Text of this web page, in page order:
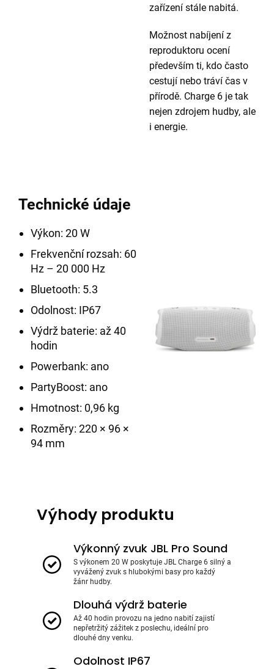
zařízení stále nabitá.
Možnost nabíjení z
reproduktoru ocení
především ti, kdo často
cestují nebo tráví čas v
přírodě. Charge 6 je tak
nejen zdrojem hudby, ale
i energie.
Technické údaje
Výkon: 20 W
Frekvenční rozsah: 60
Hz – 20 000 Hz
Bluetooth: 5.3
Odolnost: IP67
Výdrž baterie: až 40
hodin
Powerbank: ano
PartyBoost: ano
Hmotnost: 0,96 kg
Rozměry: 220 × 96 ×
94 mm
Výhody produktu
Výkonný zvuk JBL Pro Sound
S výkonem 20 W poskytuje JBL Charge 6 silný a
vyvážený zvuk s hlubokými basy pro každý
žánr hudby.
Dlouhá výdrž baterie
Až 40 hodin provozu na jedno nabití zajistí
nepřetržitý zážitek z poslechu, ideální pro
dlouhé dny venku.
Odolnost IP67